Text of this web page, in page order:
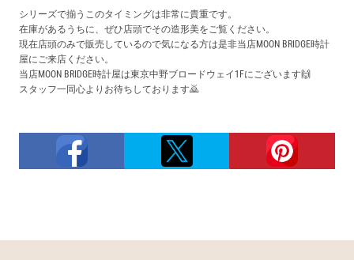
シリーズで揃うこのタイミングは非常に貴重です。
在庫があるうちに、ぜひ店頭でその造形美をご覧ください。
現在店頭のみで販売しているので気になる方は是非当店MOON BRIDGE時計
屋にご来店ください。
当店MOON BRIDGE時計屋は東京中野ブロードウェイ1Fにございます🙌
スタッフ一同心よりお待ちしております🙇